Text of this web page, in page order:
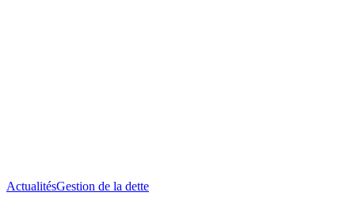
ActualitésGestion de la detteDécryptage